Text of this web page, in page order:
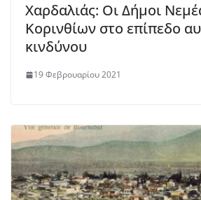
Χαρδαλιάς: Οι Δήμοι
Κορινθίων στο επίπεδο
κινδύνου
19 Φεβρουαρίου 2021